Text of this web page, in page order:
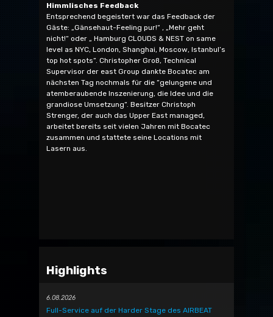
Himmlisches Feedback
Entsprechend begeistert war das Feedback der
Gäste: „Gänsehaut-Feeling pur!“ , „Mehr geht
nicht!“ oder „ Hamburg CLOUDS & NEST on same
level as NYC, London, Shanghai, Moscow, Istanbul’s
top hot spots”. Christopher Groß, Technical
Supervisor der east Group dankte Bocatec am
nächsten Tag nochmals für die “gelungene und
atemberaubende Inszenierung, die Idee und die
grandiose Umsetzung“. Besitzer Christoph
Strenger, der auch das Upper East managed,
arbeitet bereits seit vielen Jahren mit Bocatec
zusammen und stattete seine Locations mit
Lasern aus.
Highlights
6.08.2026
Full-Service auf der Harder Stage des AIRBEAT